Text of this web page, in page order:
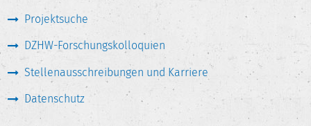
Projektsuche
DZHW-Forschungskolloquien
Stellenausschreibungen und Karriere
Datenschutz